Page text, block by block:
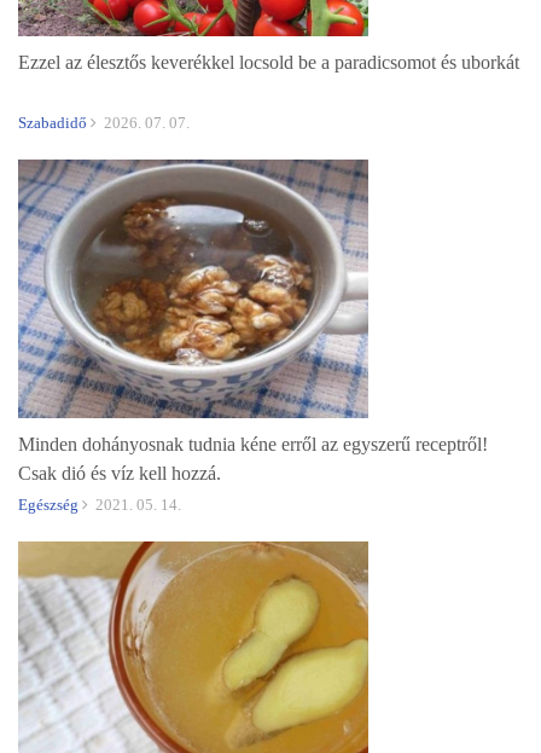
Ezzel az élesztős keverékkel locsold be a paradicsomot és uborkát
Szabadidő 2026. 07. 07.
Minden dohányosnak tudnia kéne erről az egyszerű receptről!
Csak dió és víz kell hozzá.
Egészség 2021. 05. 14.